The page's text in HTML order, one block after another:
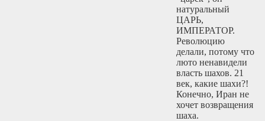
натуральный
ЦАРЬ,
ИМПЕРАТОР.
Революцию
делали, потому что
люто ненавидели
власть шахов. 21
век, какие шахи?!
Конечно, Иран не
хочет возвращения
шаха.